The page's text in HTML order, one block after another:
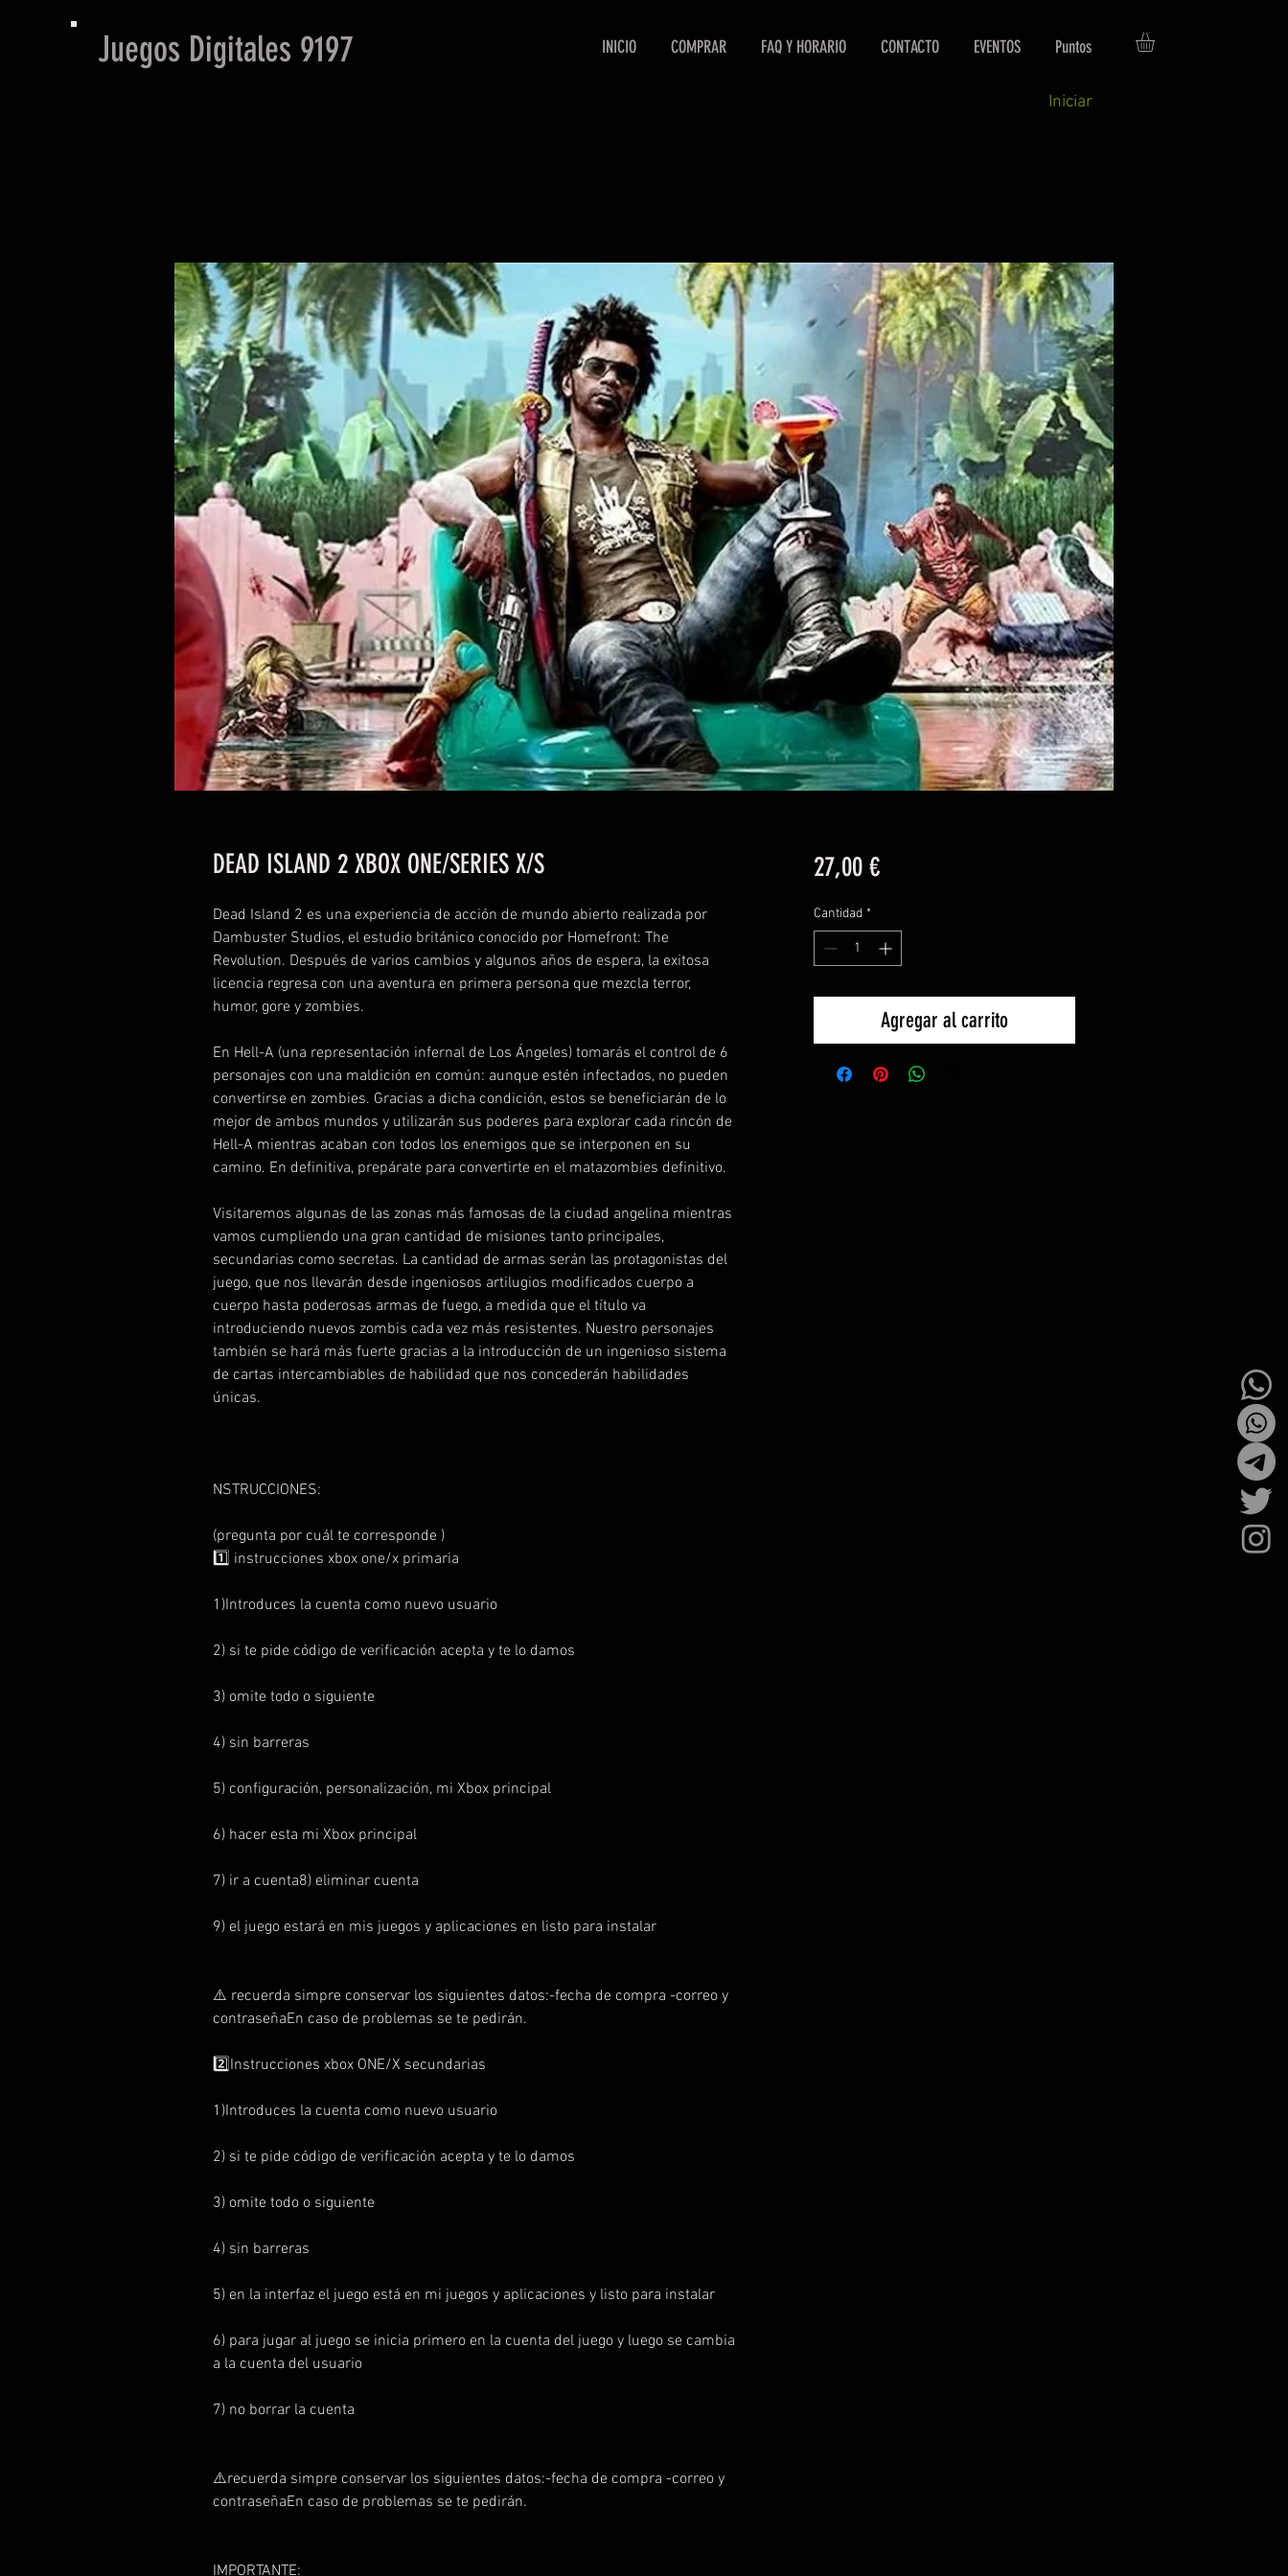
Juegos Digitales 9197 INICIO COMPRAR FAQ Y HORARIO CONTACTO EVENTOS Puntos
Iniciar
DEAD ISLAND 2 XBOX ONE/SERIES X/S
Dead Island 2 es una experiencia de acción de mundo abierto realizada por
Dambuster Studios, el estudio británico conocido por Homefront: The
Revolution. Después de varios cambios y algunos años de espera, la exitosa
licencia regresa con una aventura en primera persona que mezcla terror,
humor, gore y zombies.
En Hell-A (una representación infernal de Los Ángeles) tomarás el control de 6
personajes con una maldición en común: aunque estén infectados, no pueden
convertirse en zombies. Gracias a dicha condición, estos se beneficiarán de lo
mejor de ambos mundos y utilizarán sus poderes para explorar cada rincón de
Hell-A mientras acaban con todos los enemigos que se interponen en su
camino. En definitiva, prepárate para convertirte en el matazombies definitivo.
Visitaremos algunas de las zonas más famosas de la ciudad angelina mientras
vamos cumpliendo una gran cantidad de misiones tanto principales,
secundarias como secretas. La cantidad de armas serán las protagonistas del
juego, que nos llevarán desde ingeniosos artilugios modificados cuerpo a
cuerpo hasta poderosas armas de fuego, a medida que el título va
introduciendo nuevos zombis cada vez más resistentes. Nuestro personajes
también se hará más fuerte gracias a la introducción de un ingenioso sistema
de cartas intercambiables de habilidad que nos concederán habilidades
únicas.
NSTRUCCIONES:
(pregunta por cuál te corresponde )
1️⃣ instrucciones xbox one/x primaria
1)Introduces la cuenta como nuevo usuario
2) si te pide código de verificación acepta y te lo damos
3) omite todo o siguiente
4) sin barreras
5) configuración, personalización, mi Xbox principal
6) hacer esta mi Xbox principal
7) ir a cuenta8) eliminar cuenta
9) el juego estará en mis juegos y aplicaciones en listo para instalar
⚠️ recuerda simpre conservar los siguientes datos:-fecha de compra -correo y
contraseñaEn caso de problemas se te pedirán.
2️⃣Instrucciones xbox ONE/X secundarias
1)Introduces la cuenta como nuevo usuario
2) si te pide código de verificación acepta y te lo damos
3) omite todo o siguiente
4) sin barreras
5) en la interfaz el juego está en mi juegos y aplicaciones y listo para instalar
6) para jugar al juego se inicia primero en la cuenta del juego y luego se cambia
a la cuenta del usuario
7) no borrar la cuenta
⚠️recuerda simpre conservar los siguientes datos:-fecha de compra -correo y
contraseñaEn caso de problemas se te pedirán.
IMPORTANTE:
27,00 €Precio
Cantidad *
Agregar al carrito